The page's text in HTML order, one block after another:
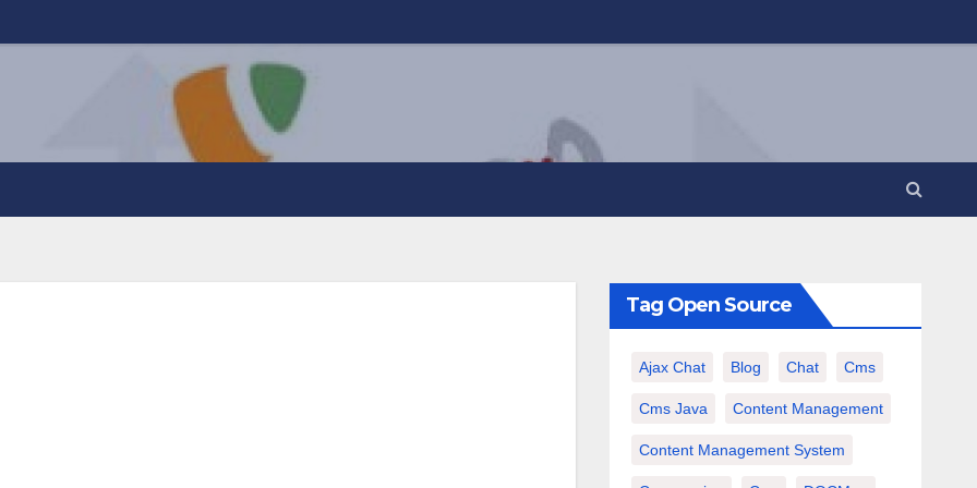
Tag Open Source
Ajax Chat Blog Chat Cms
Cms Java Content Management
Content Management System